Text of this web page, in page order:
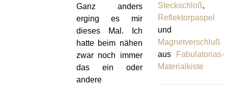
Ganz anders
erging es mir
dieses Mal. Ich
hatte beim nähen
zwar noch immer
das ein oder
andere
Steckschloß,
Reflektorpaspel
und
Magnetverschluß
aus Fabulatorias-
Materialkiste